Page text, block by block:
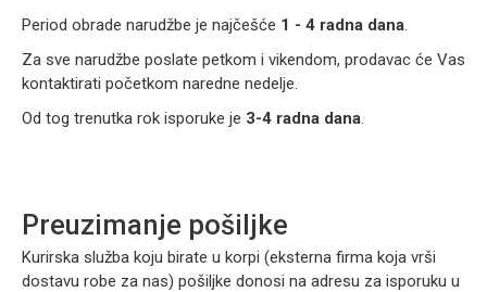
Period obrade narudžbe je najčešće 1 - 4 radna dana.
Za sve narudžbe poslate petkom i vikendom, prodavac će Vas
kontaktirati početkom naredne nedelje.
Od tog trenutka rok isporuke je 3-4 radna dana.
Preuzimanje pošiljke
Kurirska služba koju birate u korpi (eksterna firma koja vrši
dostavu robe za nas) pošiljke donosi na adresu za isporuku u